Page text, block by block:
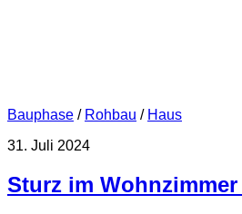
Bauphase / Rohbau / Haus
31. Juli 2024
Sturz im